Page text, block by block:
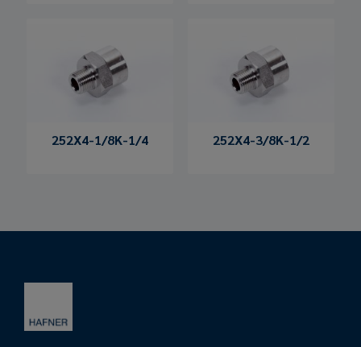
252X4-1/8K-1/4 252X4-3/8K-1/2